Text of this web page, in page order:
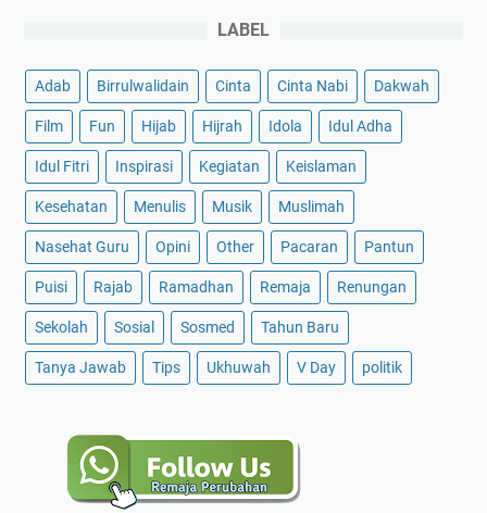
LABEL
Adab Birrulwalidain Cinta Cinta Nabi Dakwah
Film Fun Hijab Hijrah Idola Idul Adha
Idul Fitri Inspirasi Kegiatan Keislaman
Kesehatan Menulis Musik Muslimah
Nasehat Guru Opini Other Pacaran Pantun
Puisi Rajab Ramadhan Remaja Renungan
Sekolah Sosial Sosmed Tahun Baru
Tanya Jawab Tips Ukhuwah V Day politik